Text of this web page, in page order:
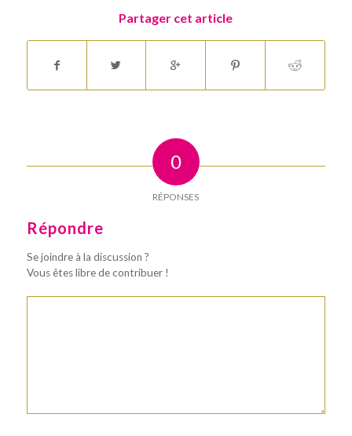
Partager cet article
0
RÉPONSES
Répondre
Se joindre à la discussion ?
Vous êtes libre de contribuer !